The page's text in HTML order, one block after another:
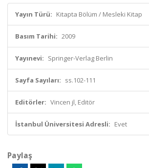
Yayın Türü: Kitapta Bölüm / Mesleki Kitap
Basım Tarihi: 2009
Yayınevi: Springer-Verlag Berlin
Sayfa Sayıları: ss.102-111
Editörler: Vincen jl, Editör
İstanbul Üniversitesi Adresli: Evet
Paylaş